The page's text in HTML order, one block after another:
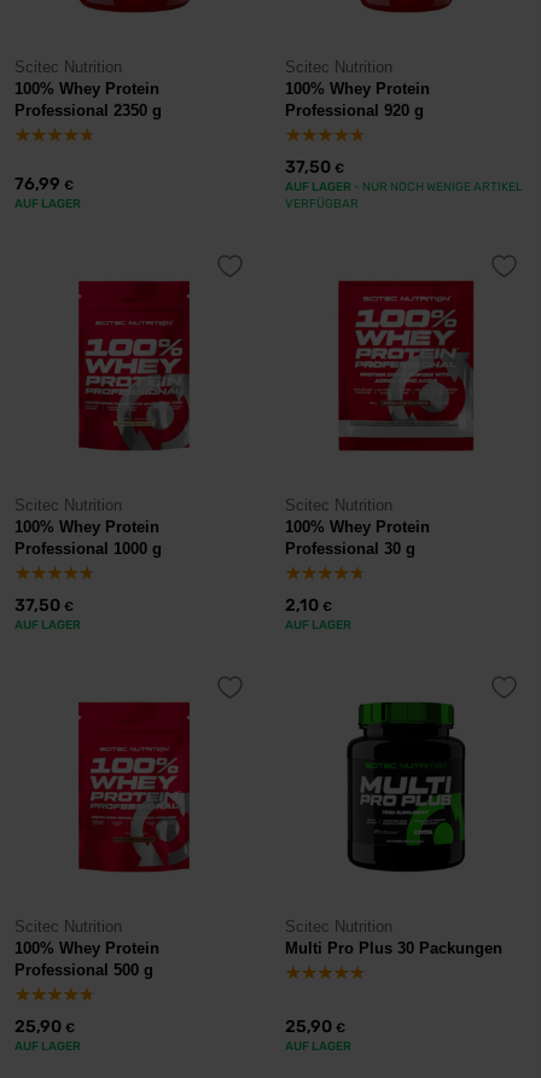
Scitec Nutrition
100% Whey Protein
Professional 2350 g
76,99 €
AUF LAGER
Scitec Nutrition
100% Whey Protein
Professional 920 g
37,50 €
AUF LAGER - NUR NOCH WENIGE ARTIKEL
VERFÜGBAR
Scitec Nutrition
100% Whey Protein
Professional 1000 g
37,50 €
AUF LAGER
Scitec Nutrition
100% Whey Protein
Professional 30 g
2,10 €
AUF LAGER
Scitec Nutrition
100% Whey Protein
Professional 500 g
25,90 €
AUF LAGER
Scitec Nutrition
Multi Pro Plus 30 Packungen
25,90 €
AUF LAGER